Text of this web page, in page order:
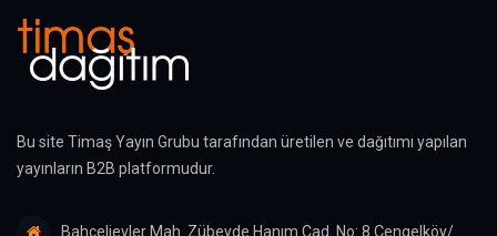
Bu site Timaş Yayın Grubu tarafından üretilen ve dağıtımı yapılan
yayınların B2B platformudur.
Bahçelievler Mah. Zübeyde Hanım Cad. No: 8 Çengelköy/